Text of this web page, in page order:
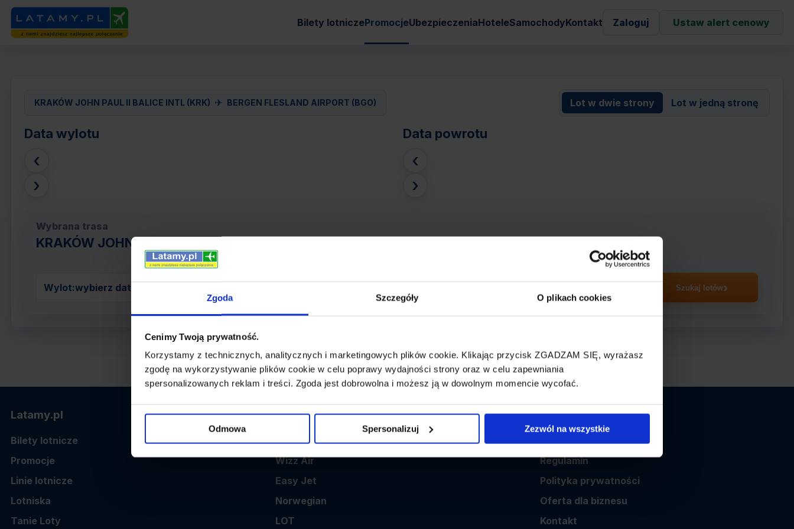
Zgoda Szczegóły O plikach cookies
Cenimy Twoją prywatność.
Korzystamy z technicznych, analitycznych i marketingowych plików cookie. Klikając przycisk ZGADZAM SIĘ, wyrażasz
zgodę na wykorzystywanie plików cookie w celu poprawy wydajności strony oraz w celu zapewniania
spersonalizowanych reklam i treści. Zgoda jest dobrowolna i możesz ją w dowolnym momencie wycofać.
Odmowa Spersonalizuj Zezwól na wszystkie
Bilety lotniczePromocjeUbezpieczeniaHoteleSamochodyKontakt Zaloguj Ustaw alert cenowy
KRAKÓW JOHN PAUL II BALICE INTL (KRK) ✈ BERGEN FLESLAND AIRPORT (BGO) Lot w dwie strony Lot w jedną stronę
Data wylotu
‹
›
Data powrotu
‹
›
Wybrana trasa
KRAKÓW JOHN PAUL II BALICE INTL (KRK) - BERGEN FLESLAND AIRPORT (BGO)
Wylot:wybierz datę z kalendarza Szukaj lotów
Latamy.pl
Bilety lotnicze
Promocje
Linie lotnicze
Lotniska
Tanie Loty
Popularne linie
Ryanair
Wizz Air
Easy Jet
Norwegian
LOT
Informacje
O nas
Regulamin
Polityka prywatności
Oferta dla biznesu
Kontakt